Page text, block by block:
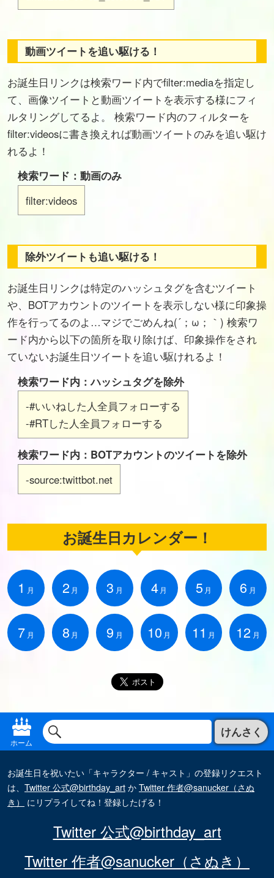
動画ツイートを追い駆ける！
お誕生日リンクは検索ワード内でfilter:mediaを指定し
て、画像ツイートと動画ツイートを表示する様にフィ
ルタリングしてるよ。 検索ワード内のフィルターを
filter:videosに書き換えれば動画ツイートのみを追い駆け
れるよ！
検索ワード：動画のみ
filter:videos
除外ツイートも追い駆ける！
お誕生日リンクは特定のハッシュタグを含むツイート
や、BOTアカウントのツイートを表示しない様に印象操
作を行ってるのよ…マジでごめんね(´；ω；｀) 検索ワ
ード内から以下の箇所を取り除けば、印象操作をされ
ていないお誕生日ツイートを追い駆けれるよ！
検索ワード内：ハッシュタグを除外
-#いいねした人全員フォローする
-#RTした人全員フォローする
検索ワード内：BOTアカウントのツイートを除外
-source:twittbot.net
お誕生日カレンダー！
1 月 2 月 3 月 4 月 5 月 6 月
7 月 8 月 9 月 10 月 11 月 12 月
ホーム
けんさく
お誕生日を祝いたい「キャラクター / キャスト」の登録リクエスト
は、 Twitter 公式@birthday_artかTwitter 作者@sanucker（さぬ
き）
にリプライしてね！登録したげる！
Twitter 公式@birthday_art
Twitter 作者@sanucker（さぬき）